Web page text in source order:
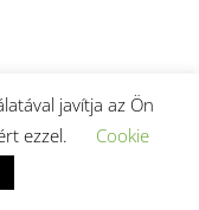
javítja az Ön
ezzel.
Cookie